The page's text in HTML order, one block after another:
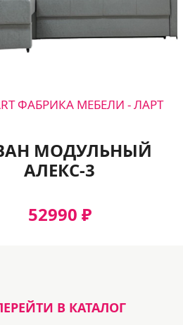
ФАБРИКА МЕБЕЛИ - ЛАРТ
МОДУЛЬНЫЙ
АЛЕКС-3
52990 ₽
В КАТАЛОГ